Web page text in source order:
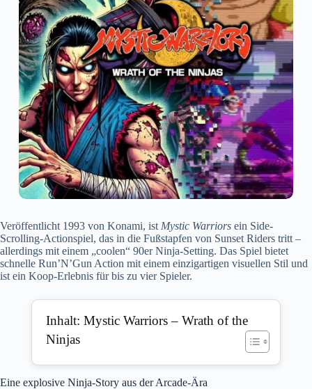
Veröffentlicht 1993 von Konami, ist Mystic Warriors ein Side-
Scrolling-Actionspiel, das in die Fußstapfen von Sunset Riders tritt –
allerdings mit einem „coolen“ 90er Ninja-Setting. Das Spiel bietet
schnelle Run’N’Gun Action mit einem einzigartigen visuellen Stil und
ist ein Koop-Erlebnis für bis zu vier Spieler.
Inhalt: Mystic Warriors – Wrath of the
Ninjas
Eine explosive Ninja-Story aus der Arcade-Ära